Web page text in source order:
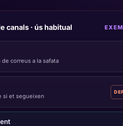
canals · ús habitual
correus a la safata
si et segueixen